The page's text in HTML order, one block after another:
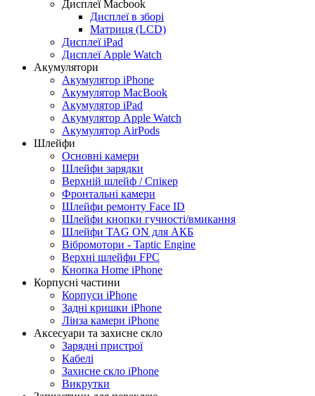
Дисплеї Macbook
Дисплеї в зборі
Матриця (LCD)
Дисплеї iPad
Дисплеї Apple Watch
Акумулятори
Акумулятор iPhone
Акумулятор MacBook
Акумулятор iPad
Акумулятор Apple Watch
Акумулятор AirPods
Шлейфи
Основні камери
Шлейфи зарядки
Верхній шлейф / Спікер
Фронтальні камери
Шлейфи ремонту Face ID
Шлейфи кнопки гучності/вмикання
Шлейфи TAG ON для АКБ
Вібромотори - Taptic Engine
Верхні шлейфи FPC
Кнопка Home iPhone
Корпусні частини
Корпуси iPhone
Задні кришки iPhone
Лінза камери iPhone
Аксесуари та захисне скло
Зарядні пристрої
Кабелі
Захисне скло iPhone
Викрутки